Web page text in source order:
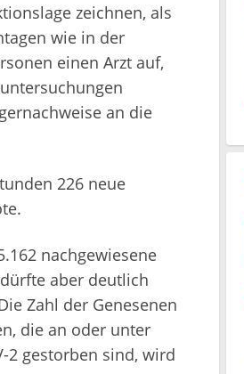
zeichnen, als
wie in der
einen Arzt auf,
an die
226 neue
nachgewiesene
aber deutlich
Zahl der Genesenen
die an oder unter
2 gestorben sind, wird